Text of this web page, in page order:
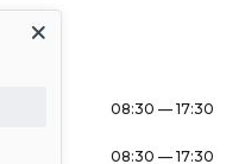
08:30 — 17:30
08:30 — 17:30